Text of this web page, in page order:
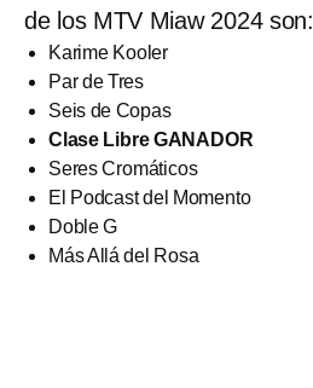
de los MTV Miaw 2024 son:
Karime Kooler
Par de Tres
Seis de Copas
Clase Libre GANADOR
Seres Cromáticos
El Podcast del Momento
Doble G
Más Allá del Rosa